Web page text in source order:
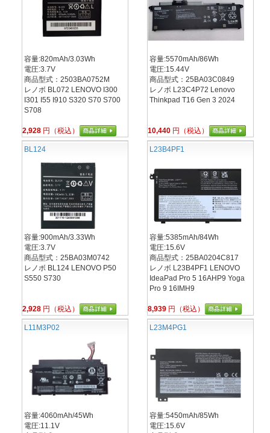
容量:820mAh/3.03Wh
電圧:3.7V
商品型式：2503BA0752M
レノボ BL072 LENOVO I300
I301 I55 I910 S320 S70 S700
S708
2,928 円（税込）
容量:5570mAh/86Wh
電圧:15.44V
商品型式：25BA03C0849
レノボ L23C4P72 Lenovo
Thinkpad T16 Gen 3 2024
10,440 円（税込）
BL124
容量:900mAh/3.33Wh
電圧:3.7V
商品型式：25BA03M0742
レノボ BL124 LENOVO P50
S550 S730
2,928 円（税込）
L23B4PF1
容量:5385mAh/84Wh
電圧:15.6V
商品型式：25BA0204C817
レノボ L23B4PF1 LENOVO
IdeaPad Pro 5 16AHP9 Yoga
Pro 9 16IMH9
8,939 円（税込）
L11M3P02
容量:4060mAh/45Wh
電圧:11.1V
L23M4PG1
容量:5450mAh/85Wh
電圧:15.6V